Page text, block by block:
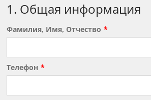
1. Общая информация
Фамилия, Имя, Отчество
Телефон